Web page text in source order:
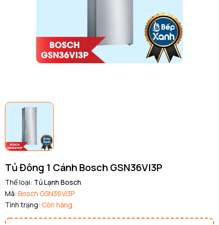
Tủ Đông 1 Cánh Bosch GSN36VI3P
Thể loại: Tủ Lạnh Bosch
Mã: Bosch GSN36VI3P
Tình trạng: Còn hàng
Điều kiện:
Copy mã và nhập mã ở trangTHANH TOÁN bạn nhé!